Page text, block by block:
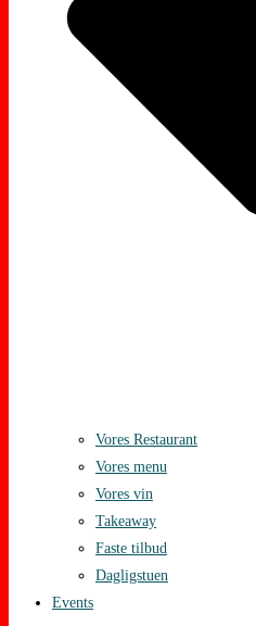
Vores Restaurant
Vores menu
Vores vin
Takeaway
Faste tilbud
Dagligstuen
Events